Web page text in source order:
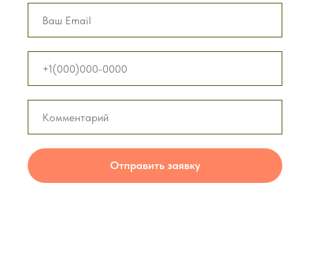
Отправить заявку